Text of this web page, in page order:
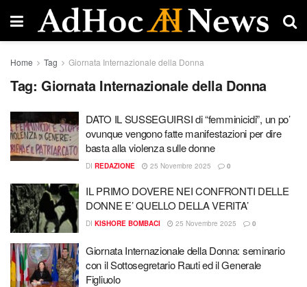
Home Tag Giornata Internazionale della Donna
Tag: Giornata Internazionale della Donna
DATO IL SUSSEGUIRSI di “femminicidi”, un po’
ovunque vengono fatte manifestazioni per dire
basta alla violenza sulle donne
DI REDAZIONE 25 Novembre 2025 0
IL PRIMO DOVERE NEI CONFRONTI DELLE
DONNE E’ QUELLO DELLA VERITA’
DI KISHORE BOMBACI 25 Novembre 2025 0
Giornata Internazionale della Donna: seminario
con il Sottosegretario Rauti ed il Generale
Figliuolo